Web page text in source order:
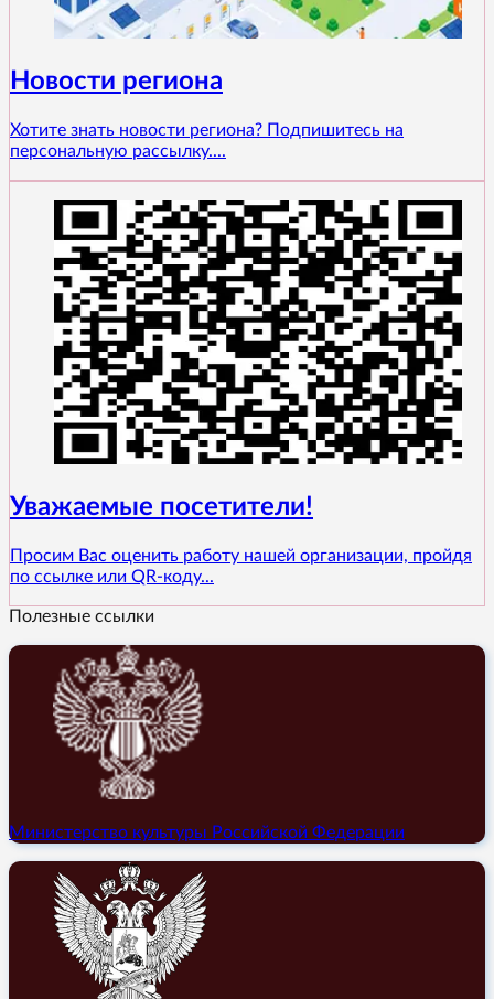
Новости региона
Хотите знать новости региона? Подпишитесь на
персональную рассылку....
Уважаемые посетители!
Просим Вас оценить работу нашей организации, пройдя
по ссылке или QR-коду...
Полезные ссылки
Министерство культуры Российской Федерации